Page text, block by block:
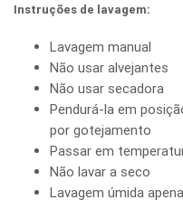
Instruções de lavagem:
Lavagem manual
Não usar alvejantes
Não usar secadora
Pendurá-la em
por gotejamento
Passar em
Não lavar a seco
Lavagem úmida